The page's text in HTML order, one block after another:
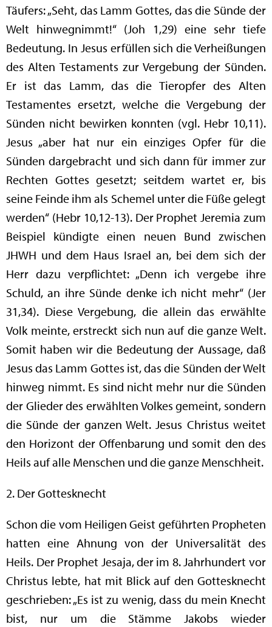
Täufers: „Seht, das Lamm Gottes, das die Sünde der
Welt hinwegnimmt!“ (Joh 1,29) eine sehr tiefe
Bedeutung. In Jesus erfüllen sich die Verheißungen
des Alten Testaments zur Vergebung der Sünden.
Er ist das Lamm, das die Tieropfer des Alten
Testamentes ersetzt, welche die Vergebung der
Sünden nicht bewirken konnten (vgl. Hebr 10,11).
Jesus „aber hat nur ein einziges Opfer für die
Sünden dargebracht und sich dann für immer zur
Rechten Gottes gesetzt; seitdem wartet er, bis
seine Feinde ihm als Schemel unter die Füße gelegt
werden“ (Hebr 10,12-13). Der Prophet Jeremia zum
Beispiel kündigte einen neuen Bund zwischen
JHWH und dem Haus Israel an, bei dem sich der
Herr dazu verpflichtet: „Denn ich vergebe ihre
Schuld, an ihre Sünde denke ich nicht mehr“ (Jer
31,34). Diese Vergebung, die allein das erwählte
Volk meinte, erstreckt sich nun auf die ganze Welt.
Somit haben wir die Bedeutung der Aussage, daß
Jesus das Lamm Gottes ist, das die Sünden der Welt
hinweg nimmt. Es sind nicht mehr nur die Sünden
der Glieder des erwählten Volkes gemeint, sondern
die Sünde der ganzen Welt. Jesus Christus weitet
den Horizont der Offenbarung und somit den des
Heils auf alle Menschen und die ganze Menschheit.
2. Der Gottesknecht
Schon die vom Heiligen Geist geführten Propheten
hatten eine Ahnung von der Universalität des
Heils. Der Prophet Jesaja, der im 8. Jahrhundert vor
Christus lebte, hat mit Blick auf den Gottesknecht
geschrieben: „Es ist zu wenig, dass du mein Knecht
bist, nur um die Stämme Jakobs wieder